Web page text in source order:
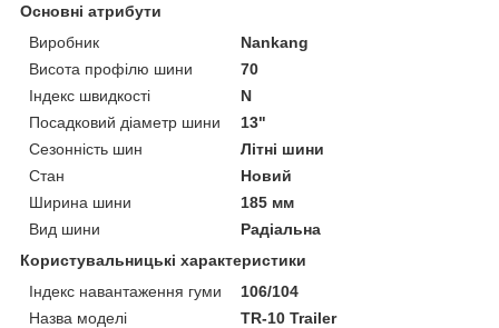
Основні атрибути
Виробник
Nankang
Висота профілю шини
70
Індекс швидкості
N
Посадковий діаметр шини
13"
Сезонність шин
Літні шини
Стан
Новий
Ширина шини
185 мм
Вид шини
Радіальна
Користувальницькі характеристики
Індекс навантаження гуми
106/104
Назва моделі
TR-10 Trailer